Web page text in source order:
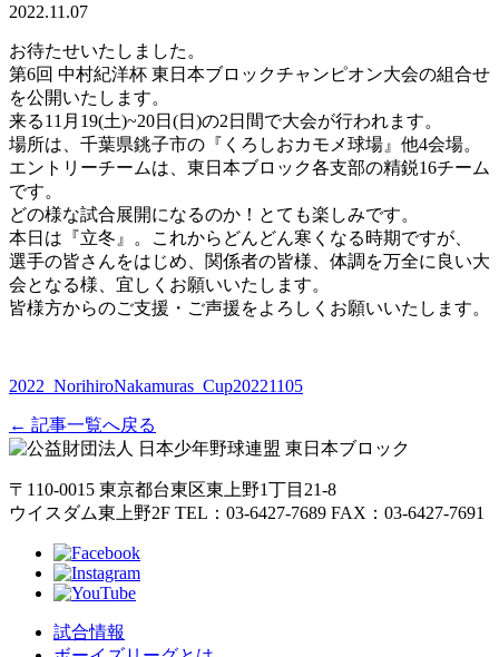
2022.11.07
お待たせいたしました。
第6回 中村紀洋杯 東日本ブロックチャンピオン大会の組合せ
を公開いたします。
来る11月19(土)~20日(日)の2日間で大会が行われます。
場所は、千葉県銚子市の『くろしおカモメ球場』他4会場。
エントリーチームは、東日本ブロック各支部の精鋭16チーム
です。
どの様な試合展開になるのか！とても楽しみです。
本日は『立冬』。これからどんどん寒くなる時期ですが、
選手の皆さんをはじめ、関係者の皆様、体調を万全に良い大
会となる様、宜しくお願いいたします。
皆様方からのご支援・ご声援をよろしくお願いいたします。
2022_NorihiroNakamuras_Cup20221105
← 記事一覧へ戻る
〒110-0015 東京都台東区東上野1丁目21-8
ウイスダム東上野2F TEL：03-6427-7689 FAX：03-6427-7691
試合情報